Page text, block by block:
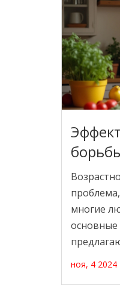
лечение
здоровье.
многие
основные
ноя, 4 2024